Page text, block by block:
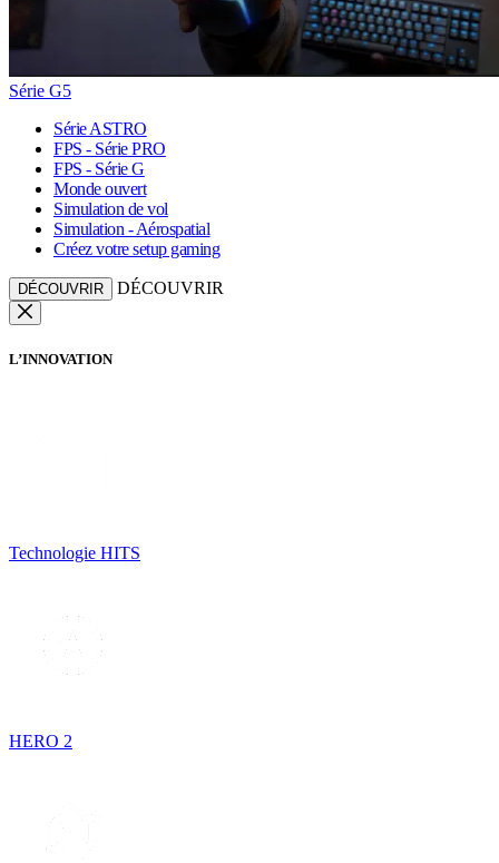
Série G5
Série ASTRO
FPS - Série PRO
FPS - Série G
Monde ouvert
Simulation de vol
Simulation - Aérospatial
Créez votre setup gaming
DÉCOUVRIR DÉCOUVRIR
L’INNOVATION
Technologie HITS
HERO 2